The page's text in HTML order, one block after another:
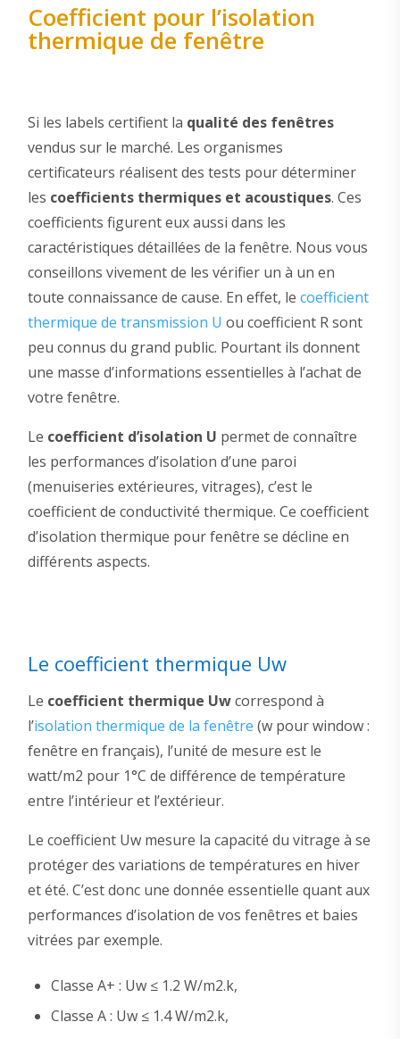
Coefficient pour l’isolation
thermique de fenêtre
Si les labels certifient la qualité des fenêtres
vendus sur le marché. Les organismes
certificateurs réalisent des tests pour déterminer
les coefficients thermiques et acoustiques. Ces
coefficients figurent eux aussi dans les
caractéristiques détaillées de la fenêtre. Nous vous
conseillons vivement de les vérifier un à un en
toute connaissance de cause. En effet, le coefficient
thermique de transmission U ou coefficient R sont
peu connus du grand public. Pourtant ils donnent
une masse d’informations essentielles à l’achat de
votre fenêtre.
Le coefficient d’isolation U permet de connaître
les performances d’isolation d’une paroi
(menuiseries extérieures, vitrages), c’est le
coefficient de conductivité thermique. Ce coefficient
d’isolation thermique pour fenêtre se décline en
différents aspects.
Le coefficient thermique Uw
Le coefficient thermique Uwcorrespond à
l’isolation thermique de la fenêtre (w pour window :
fenêtre en français), l’unité de mesure est le
watt/m2 pour 1°C de différence de température
entre l’intérieur et l’extérieur.
Le coefficient Uw mesure la capacité du vitrage à se
protéger des variations de températures en hiver
et été. C’est donc une donnée essentielle quant aux
performances d’isolation de vos fenêtres et baies
vitrées par exemple.
Classe A+ : Uw ≤ 1.2 W/m2.k,
Classe A : Uw ≤ 1.4 W/m2.k,